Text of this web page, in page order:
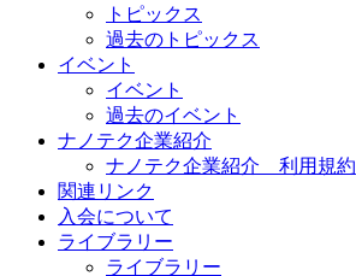
トピックス
過去のトピックス
イベント
イベント
過去のイベント
ナノテク企業紹介
ナノテク企業紹介 利用規約
関連リンク
入会について
ライブラリー
ライブラリー